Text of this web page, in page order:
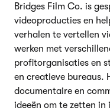
Bridges Film Co. is
videoproducties en
verhalen te vertellen
werken met
profitorganisaties en
en creatieve bureaus.
documentaire en
ideeën om te zetten in